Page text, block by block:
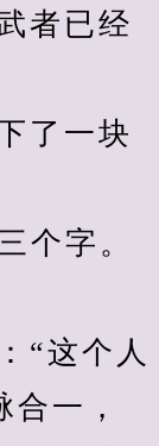
者已经
了一块
个字。
这个人
一，